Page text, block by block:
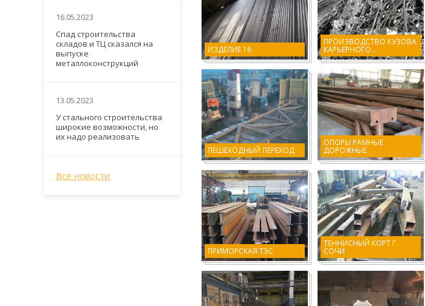
16.05.2023
Спад строительства
складов и ТЦ сказался на
выпуске
металлоконструкций
13.05.2023
У стального строительства
широкие возможности, но
их надо реализовать
Все новости
ИЗДЕЛИЕ 16
ПРОИЗВОДСТВО КУЗОВА
КАРЬЕРНОГО...
ПЕШЕХОДНЫЙ ПЕРЕХОД
ОПОРЫ РАМНЫЕ
ДОРОЖНЫЕ
ПРИМОРСКАЯ ТЭС
ТЕННИСНЫЙ КОРТ Г.
СОЧИ